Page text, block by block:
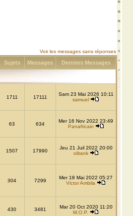
Voir les messages sans réponses
Sujets Messages Derniers Messages
1711 17111
Sam 23 Mai 2026 10:11
samuel
63 634
Mer 16 Nov 2022 23:49
Panafricain
1507 17990
Jeu 21 Juil 2022 20:00
olitank
304 7299
Mer 18 Mai 2022 05:27
Victor Ambila
430 3481
Mar 20 Oct 2020 11:20
M.O.P.